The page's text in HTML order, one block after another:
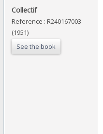
‎Collectif‎
Reference : R240167003
(1951)
See the book